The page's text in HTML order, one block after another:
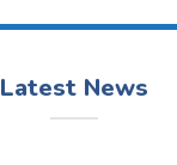
Latest News